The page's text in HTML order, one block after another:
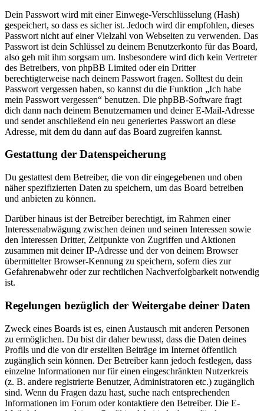
Dein Passwort wird mit einer Einwege-Verschlüsselung (Hash)
gespeichert, so dass es sicher ist. Jedoch wird dir empfohlen, dieses
Passwort nicht auf einer Vielzahl von Webseiten zu verwenden. Das
Passwort ist dein Schlüssel zu deinem Benutzerkonto für das Board,
also geh mit ihm sorgsam um. Insbesondere wird dich kein Vertreter
des Betreibers, von phpBB Limited oder ein Dritter
berechtigterweise nach deinem Passwort fragen. Solltest du dein
Passwort vergessen haben, so kannst du die Funktion „Ich habe
mein Passwort vergessen“ benutzen. Die phpBB-Software fragt
dich dann nach deinem Benutzernamen und deiner E-Mail-Adresse
und sendet anschließend ein neu generiertes Passwort an diese
Adresse, mit dem du dann auf das Board zugreifen kannst.
Gestattung der Datenspeicherung
Du gestattest dem Betreiber, die von dir eingegebenen und oben
näher spezifizierten Daten zu speichern, um das Board betreiben
und anbieten zu können.
Darüber hinaus ist der Betreiber berechtigt, im Rahmen einer
Interessenabwägung zwischen deinen und seinen Interessen sowie
den Interessen Dritter, Zeitpunkte von Zugriffen und Aktionen
zusammen mit deiner IP-Adresse und der von deinem Browser
übermittelter Browser-Kennung zu speichern, sofern dies zur
Gefahrenabwehr oder zur rechtlichen Nachverfolgbarkeit notwendig
ist.
Regelungen bezüglich der Weitergabe deiner Daten
Zweck eines Boards ist es, einen Austausch mit anderen Personen
zu ermöglichen. Du bist dir daher bewusst, dass die Daten deines
Profils und die von dir erstellten Beiträge im Internet öffentlich
zugänglich sein können. Der Betreiber kann jedoch festlegen, dass
einzelne Informationen nur für einen eingeschränkten Nutzerkreis
(z. B. andere registrierte Benutzer, Administratoren etc.) zugänglich
sind. Wenn du Fragen dazu hast, suche nach entsprechenden
Informationen im Forum oder kontaktiere den Betreiber. Die E-